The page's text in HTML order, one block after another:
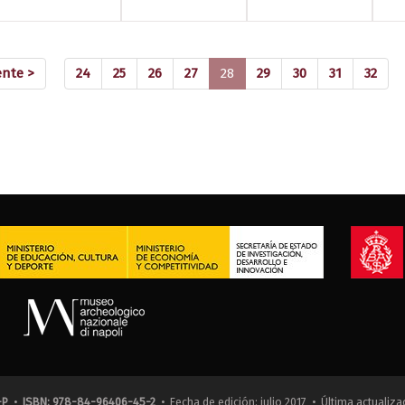
24 25 26 27 28 (current)
29 30 31 32
>
• ISBN: 978-84-96406-45-2 • Fecha de edición: julio 2017 • Última